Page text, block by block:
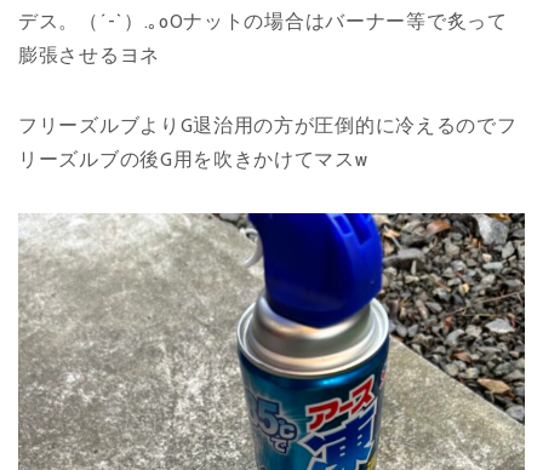
デス。（´-`）.｡oOナットの場合はバーナー等で炙って
膨張させるヨネ
フリーズルブよりG退治用の方が圧倒的に冷えるのでフ
リーズルブの後G用を吹きかけてマスw